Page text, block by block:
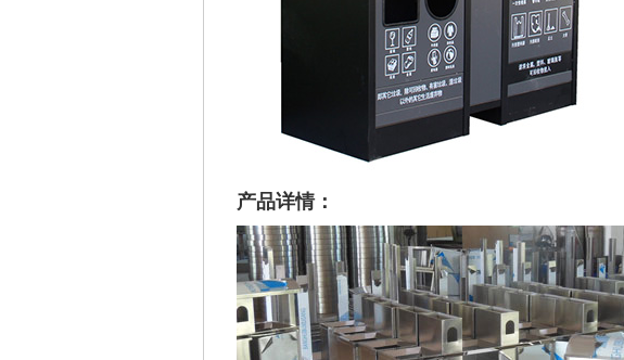
产品详情：